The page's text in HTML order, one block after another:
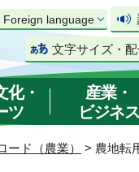
Foreign language
文字サイズ・
化・
ツ
産業・
ビジネス
ード（農業） > 農地転